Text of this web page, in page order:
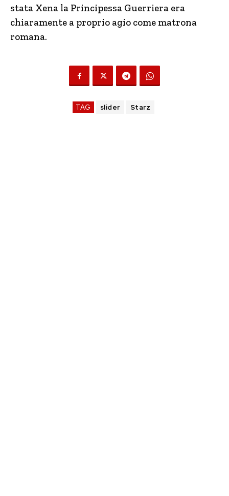
stata Xena la Principessa Guerriera era
chiaramente a proprio agio come matrona
romana.
TAG slider Starz